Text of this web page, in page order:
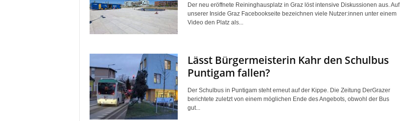
Der neu eröffnete Reininghausplatz in Graz löst intensive Diskussionen aus. Auf
unserer Inside Graz Facebookseite bezeichnen viele Nutzer:innen unter einem
Video den Platz als...
Lässt Bürgermeisterin Kahr den Schulbus
Puntigam fallen?
Der Schulbus in Puntigam steht erneut auf der Kippe. Die Zeitung DerGrazer
berichtete zuletzt von einem möglichen Ende des Angebots, obwohl der Bus
gut...